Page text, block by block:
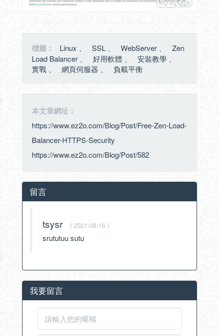
標籤： Linux 、 SSL 、 WebServer 、 Zen
Load Balancer 、 好用軟體 、 安裝教學 、
實戰 、 網頁伺服器 、 負載平衡
本文章網址：
https://www.ez2o.com/Blog/Post/Free-Zen-Load-
Balancer-HTTPS-Security
https://www.ez2o.com/Blog/Post/582
留言
tsysr ( 2021-08-16 )
srututuu sutu
我要留言